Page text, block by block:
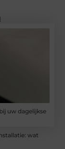
uw dagelijkse
wat